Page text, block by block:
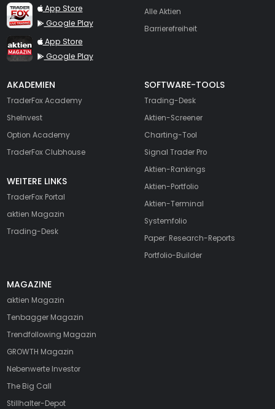
TraderFox Live Trading
App Store
Google Play
TraderFox aktien Magazin
App Store
Google Play
Alle Aktien
Barrierefreiheit
AKADEMIEN
TraderFox Academy
SheInvest
Option Academy
TraderFox Clubhouse
WEITERE LINKS
TraderFox Portal
aktien Magazin
Trading-Desk
SOFTWARE-TOOLS
Trading-Desk
Aktien-Screener
Charting-Tool
Signal Trader Pro
Aktien-Rankings
Aktien-Portfolio
Aktien-Terminal
Systemfolio
Paper: Research-Reports
Portfolio-Builder
MAGAZINE
aktien Magazin
Tenbagger Magazin
Trendfollowing Magazin
GROWTH Magazin
Nebenwerte Investor
The Big Call
Stillhalter-Depot